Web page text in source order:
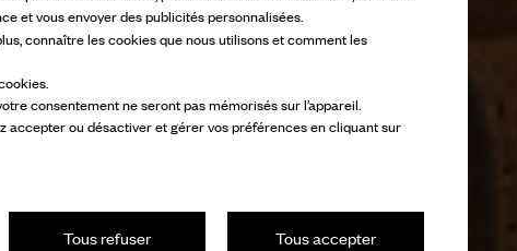
et vous envoyer des publicités personnalisées.
connaître les cookies que nous utilisons et comment les
consentement ne seront pas mémorisés sur l’appareil.
accepter ou désactiver et gérer vos préférences en cliquant sur
Tous accepter
Tous refuser